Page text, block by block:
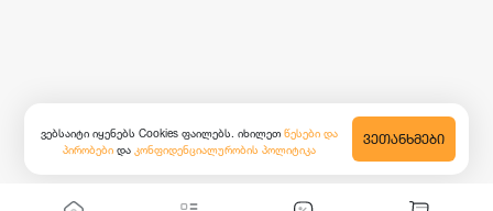
ვებსაიტი იყენებს Cookies ფაილებს. იხილეთ წესები და
პირობები და კონფიდენციალურობის პოლიტიკა
ᲕᲔᲗᲐᲜᲮᲛᲔᲑᲘ